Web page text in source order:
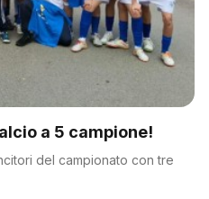
a 5 campione!
del campionato con tre